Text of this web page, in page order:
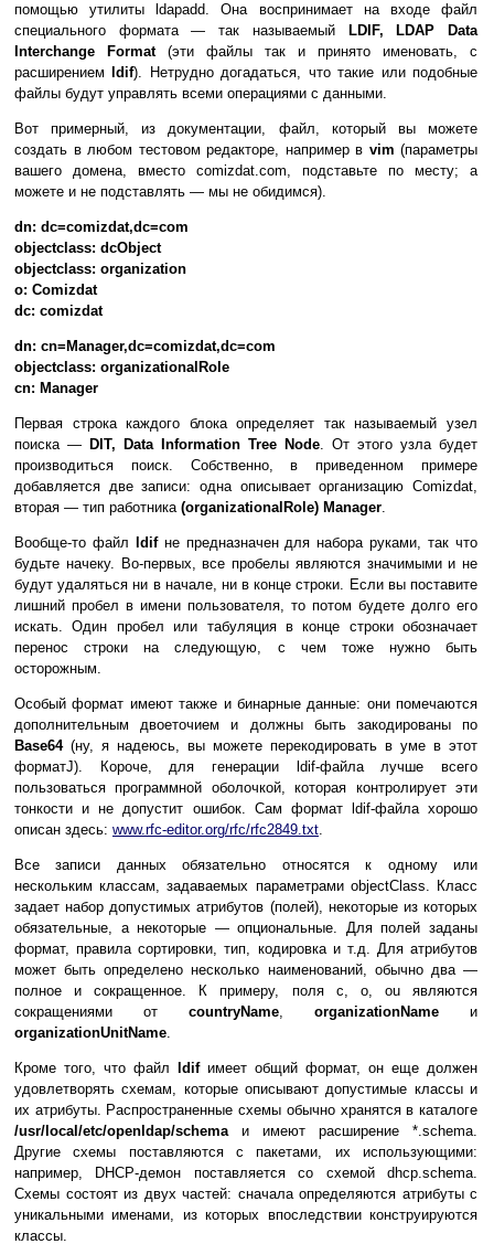
помощью утилиты ldapadd. Она воспринимает на входе файл
специального формата — так называемый
LDIF, LDAP Data
Interchange Format(эти файлы так и принято именовать, с
расширением
ldif). Нетрудно догадаться, что такие или подобные
файлы будут управлять всеми операциями с данными.
Вот примерный, из документации, файл, который вы можете
создать в любом тестовом редакторе, например в vim (параметры
вашего домена, вместо comizdat.com, подставьте по месту; а
можете и не подставлять — мы не обидимся).
dn: dc=comizdat,dc=com
objectclass: dcObject
objectclass: organization
o: Comizdat
dc: comizdat
dn: cn=Manager,dc=comizdat,dc=com
objectclass: organizationalRole
cn: Manager
Первая строка каждого блока определяет так называемый узел
поиска — DIT, Data Information Tree Node. От этого узла будет
производиться поиск. Собственно, в приведенном примере
добавляется две записи: одна описывает организацию Comizdat,
вторая — тип работника (organizationalRole) Manager.
Вообще-то файл ldifне предназначен для набора руками, так что
будьте начеку. Во-первых, все пробелы являются значимыми и не
будут удаляться ни в начале, ни в конце строки. Если вы поставите
лишний пробел в имени пользователя, то потом будете долго его
искать. Один пробел или табуляция в конце строки обозначает
перенос строки на следующую, с чем тоже нужно быть
осторожным.
Особый формат имеют также и бинарные данные: они помечаются
дополнительным двоеточием и должны быть закодированы по
Base64(ну, я надеюсь, вы можете перекодировать в уме в этот
форматJ). Короче, для генерации ldif-файла лучше всего
пользоваться программной оболочкой, которая контролирует эти
тонкости и не допустит ошибок. Сам формат ldif-файла хорошо
описан здесь: www.rfc-editor.org/rfc/rfc2849.txt.
Все записи данных обязательно относятся к одному или
нескольким классам, задаваемых параметрами objectClass. Класс
задает набор допустимых атрибутов (полей), некоторые из которых
обязательные, а некоторые — опциональные. Для полей заданы
формат, правила сортировки, тип, кодировка и т.д. Для атрибутов
может быть определено несколько наименований, обычно два —
полное и сокращенное. К примеру, поля c, o, ou являются
сокращениями от countryName, organizationName и
organizationUnitName.
Кроме того, что файл ldifимеет общий формат, он еще должен
удовлетворять схемам, которые описывают допустимые классы и
их атрибуты. Распространенные схемы обычно хранятся в каталоге
/usr/local/etc/openldap/schemaи имеют расширение *.schema.
Другие схемы поставляются с пакетами, их использующими:
например, DHCP-демон поставляется со схемой dhcp.schema.
Схемы состоят из двух частей: сначала определяются атрибуты с
уникальными именами, из которых впоследствии конструируются
классы.